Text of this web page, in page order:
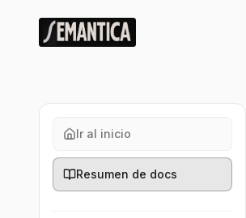
Ir al inicio
Resumen de docs